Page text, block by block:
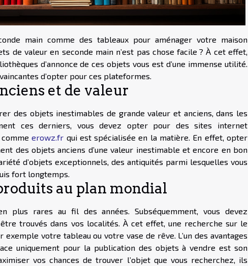
main comme des tableaux pour aménager votre maison
de valeur en seconde main n’est pas chose facile ? À cet effet,
d’annonce de ces objets vous est d’une immense utilité.
d’opter pour ces plateformes.
et de valeur
des objets inestimables de grande valeur et anciens, dans les
ces derniers, vous devez opter pour des sites internet
commeerowz.fr qui est spécialisée en la matière. En effet, opter
des objets anciens d’une valeur inestimable et encore en bon
d’objets exceptionnels, des antiquités parmi lesquelles vous
fort longtemps.
au plan mondial
plus rares au fil des années. Subséquemment, vous devez
trouvés dans vos localités. À cet effet, une recherche sur le
votre tableau ou votre vase de rêve. L’un des avantages
uniquement pour la publication des objets à vendre est son
vos chances de trouver l’objet que vous recherchez, ils